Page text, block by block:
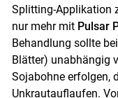
Splitting-Applikation
nur mehr mit Pulsar
Behandlung sollte
Blätter) unabhängig
Sojabohne erfolgen,
Unkrautauflaufen.